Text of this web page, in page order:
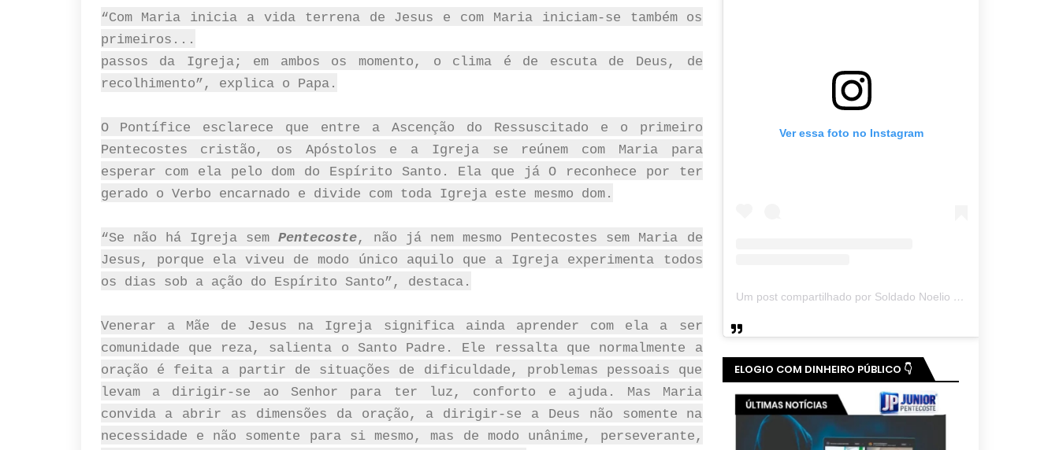
“Com Maria inicia a vida terrena de Jesus e com Maria iniciam-se também os
primeiros...
passos da Igreja; em ambos os momento, o clima é de escuta de Deus, de
recolhimento”, explica o Papa.
O Pontífice esclarece que entre a Ascenção do Ressuscitado e o primeiro
Pentecostes cristão, os Apóstolos e a Igreja se reúnem com Maria para
esperar com ela pelo dom do Espírito Santo. Ela que já O reconhece por ter
gerado o Verbo encarnado e divide com toda Igreja este mesmo dom.
“Se não há Igreja sem Pentecoste, não já nem mesmo Pentecostes sem Maria de
Jesus, porque ela viveu de modo único aquilo que a Igreja experimenta todos
os dias sob a ação do Espírito Santo”, destaca.
Venerar a Mãe de Jesus na Igreja significa ainda aprender com ela a ser
comunidade que reza, salienta o Santo Padre. Ele ressalta que normalmente a
oração é feita a partir de situações de dificuldade, problemas pessoais que
levam a dirigir-se ao Senhor para ter luz, conforto e ajuda. Mas Maria
convida a abrir as dimensões da oração, a dirigir-se a Deus não somente na
necessidade e não somente para si mesmo, mas de modo unânime, perseverante,
Ver essa foto no Instagram
Um post compartilhado por Soldado Noelio (@soldadonoelio)
ELOGIO COM DINHEIRO PÚBLICO 👇